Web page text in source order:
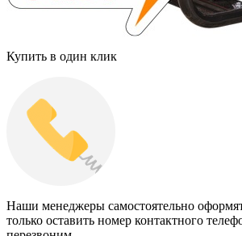
Купить в один клик
Наши менеджеры самостоятельно
только оставить номер контактного